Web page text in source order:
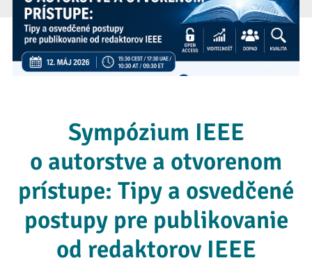
Sympózium IEEE
o autorstve a otvorenom
prístupe: Tipy a osvedčené
postupy pre publikovanie
od redaktorov IEEE